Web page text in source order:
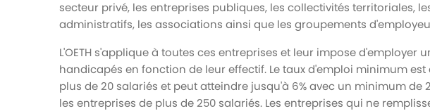
secteur privé, les entreprises publiques, les collectivités territoriales,
administratifs, les associations ainsi que les groupements
L'OETH s'applique à toutes ces entreprises et leur impose d'employer
handicapés en fonction de leur effectif. Le taux d'emploi minimum est
plus de 20 salariés et peut atteindre jusqu'à 6% avec un minimum
les entreprises de plus de 250 salariés. Les entreprises qui ne